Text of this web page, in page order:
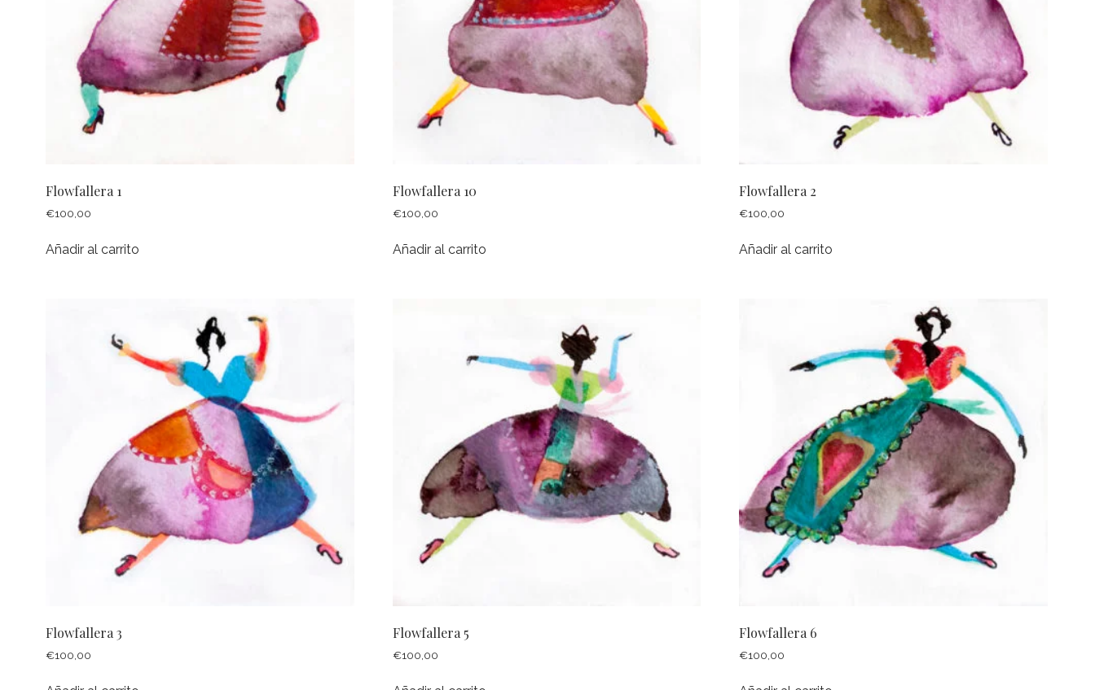
Flowfallera 1
€100,00
Añadir al carrito
Flowfallera 10
€100,00
Añadir al carrito
Flowfallera 2
€100,00
Añadir al carrito
Flowfallera 3
€100,00
Flowfallera 5
€100,00
Flowfallera 6
€100,00